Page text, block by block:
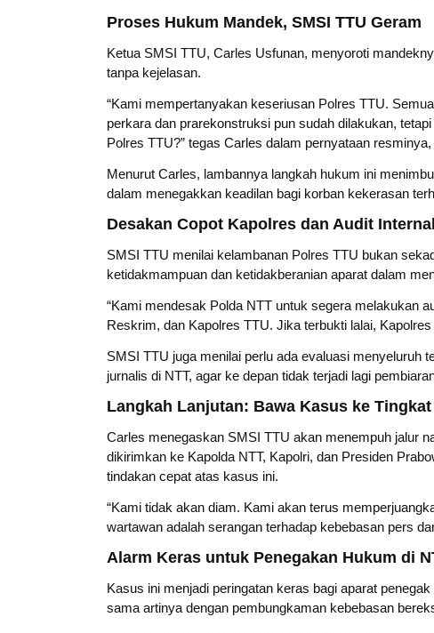
Proses Hukum Mandek, SMSI TTU Geram
Ketua SMSI TTU, Carles Usfunan, menyoroti
tanpa kejelasan.
“Kami mempertanyakan keseriusan Polres TTU.
perkara dan prarekonstruksi pun sudah dilakukan,
Polres TTU?” tegas Carles dalam pernyataan
Menurut Carles, lambannya langkah hukum ini
dalam menegakkan keadilan bagi korban kekerasan
Desakan Copot Kapolres dan Audit Internal
SMSI TTU menilai kelambanan Polres TTU bukan
ketidakmampuan dan ketidakberanian aparat dalam
“Kami mendesak Polda NTT untuk segera melakukan
Reskrim, dan Kapolres TTU. Jika terbukti lalai,
SMSI TTU juga menilai perlu ada evaluasi menyeluruh
jurnalis di NTT, agar ke depan tidak terjadi lagi
Langkah Lanjutan: Bawa Kasus ke
Carles menegaskan SMSI TTU akan menempuh jalur
dikirimkan ke Kapolda NTT, Kapolri, dan Presiden
tindakan cepat atas kasus ini.
“Kami tidak akan diam. Kami akan terus
wartawan adalah serangan terhadap kebebasan pers
Alarm Keras untuk Penegakan Hukum di
Kasus ini menjadi peringatan keras bagi aparat
sama artinya dengan pembungkaman kebebasan